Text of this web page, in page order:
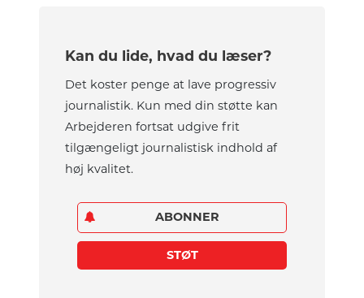
Kan du lide, hvad du læser?
Det koster penge at lave progressiv
journalistik. Kun med din støtte kan
Arbejderen fortsat udgive frit
tilgængeligt journalistisk indhold af
høj kvalitet.
ABONNER
STØT